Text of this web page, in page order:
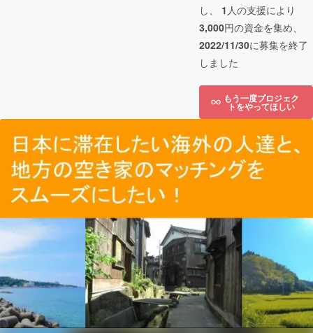
し、 1 人の支援により
3,000円の資金を集め、
2022/11/30に募集を終了
しました
もう一度プロジェク
トをやってほしい